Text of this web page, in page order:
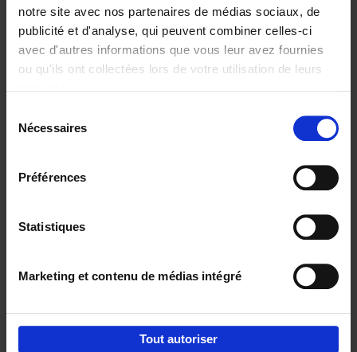
notre site avec nos partenaires de médias sociaux, de
publicité et d'analyse, qui peuvent combiner celles-ci
avec d'autres informations que vous leur avez fournies
ou qu'ils ont collectées lors de votre utilisation de leurs
Nécessaires
Préférences
Statistiques
Marketing et contenu de médias intégré
Tout autoriser
€29,99
Digital marketing like a PRO -
completely revised edition (EN)